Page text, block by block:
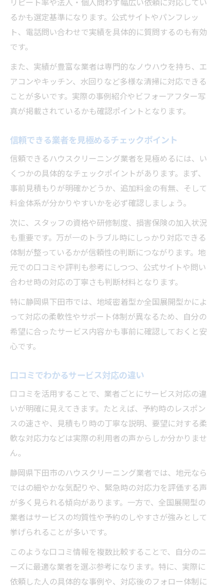
るかも選定基準になります。公式サイトやパンフレッ
ト、電話問い合わせで実績を具体的に質問するのも有効
です。
また、実績が豊富な業者は専門的なノウハウを持ち、エ
アコンやキッチン、水回りなど多様な清掃に対応できる
ことが多いです。実際の事例紹介やビフォーアフター写
真が掲載されているかも確認ポイントとなります。
信頼できる業者を見極めるチェックポイント
信頼できるハウスクリーニング業者を見極めるには、い
くつかの具体的なチェックポイントがあります。まず、
事前見積もりが明確かどうか、追加料金の有無、そして
料金体系が分かりやすいかを必ず確認しましょう。
次に、スタッフの資格や研修制度、損害保険の加入状況
も重要です。万が一のトラブル時にしっかり対応できる
体制が整っているかが信頼性の判断につながります。地
元での口コミや評判も参考にしつつ、公式サイトや問い
合わせ時の対応の丁寧さも判断材料となります。
特に静岡県下田市では、地域密着型か全国展開型かによ
って対応の柔軟性やサポート体制が異なるため、自分の
希望に合ったサービス内容かも事前に確認しておくと安
心です。
口コミでわかるサービス対応の違い
口コミを活用することで、業者ごとにサービス対応の違
いが明確に見えてきます。たとえば、予約時のレスポン
スの速さや、見積もり時の丁寧な説明、要望に対する柔
軟な対応力などは実際の利用者の声からしか分かりませ
ん。
静岡県下田市のハウスクリーニング業者では、地元なら
ではの細やかな気配りや、緊急時の対応力を評価する声
が多く見られる傾向があります。一方で、全国展開型の
業者はサービスの均質性や予約のしやすさが強みとして
挙げられることが多いです。
このような口コミ情報を複数比較することで、自分のニ
ーズに最適な業者を選ぶ参考になります。特に、実際に
依頼した人の具体的な事例や、対応後のフォロー体制に